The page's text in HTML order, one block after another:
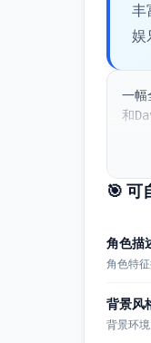
丰
娱
一
和
🎯 可
角色描
角色特
背景风
背景环